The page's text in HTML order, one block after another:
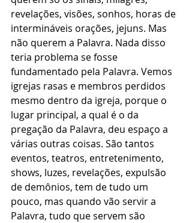
revelações, visões, sonhos, horas de
intermináveis orações, jejuns. Mas
não querem a Palavra. Nada disso
teria problema se fosse
fundamentado pela Palavra. Vemos
igrejas rasas e membros perdidos
mesmo dentro da igreja, porque o
lugar principal, a qual é o da
pregação da Palavra, deu espaço a
várias outras coisas. São tantos
eventos, teatros, entretenimento,
shows, luzes, revelações, expulsão
de demônios, tem de tudo um
pouco, mas quando vão servir a
Palavra, tudo que servem são